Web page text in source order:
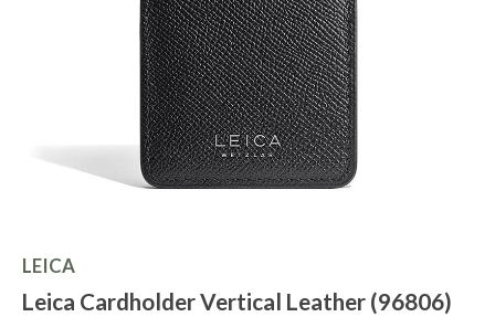
LEICA
Leica Cardholder Vertical Leather (96806)